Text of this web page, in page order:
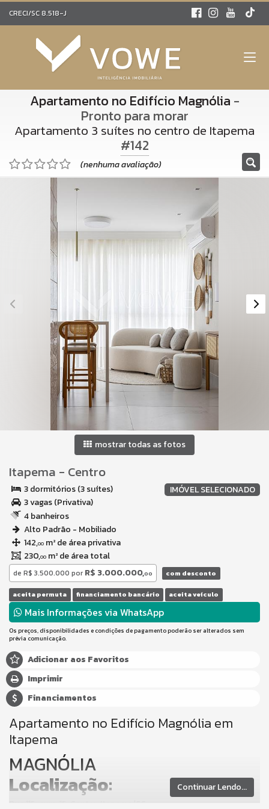
CRECI/SC 8.518-J
Apartamento no Edifício Magnólia -
Pronto para morar
Apartamento 3 suítes no centro de Itapema
#142
(nenhuma avaliação)
mostrar todas as fotos
Itapema - Centro
IMÓVEL SELECIONADO
3 dormitórios (3 suítes)
3 vagas (Privativa)
4 banheiros
Alto Padrão - Mobiliado
142,00 m² de área privativa
230,00 m² de área total
de R$ 3.500.000 por R$ 3.000.000,00 com desconto
aceita permuta financiamento bancário aceita veículo
Mais Informações via WhatsApp
Os preços, disponibilidades e condições de pagamento poderão ser alterados sem
prévia comunicação.
Adicionar aos Favoritos
Imprimir
Financiamentos
Apartamento no Edifício Magnólia em
Itapema
MAGNÓLIA
Localização:
Rua 115, num. 15, Centro, Itapema/SC
Continuar Lendo...